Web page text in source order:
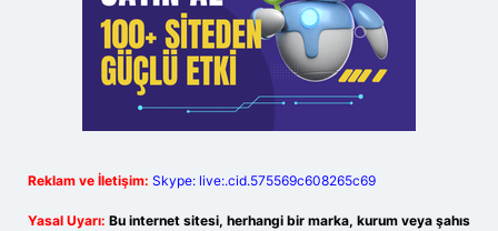
Reklam ve İletişim: Skype: live:.cid.575569c608265c69
Yasal Uyarı: Bu internet sitesi, herhangi bir marka, kurum veya şahıs